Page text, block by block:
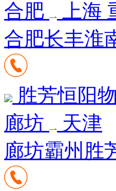
合肥
上海
合肥长丰淮
胜芳恒阳
廊坊
天津
廊坊霸州胜